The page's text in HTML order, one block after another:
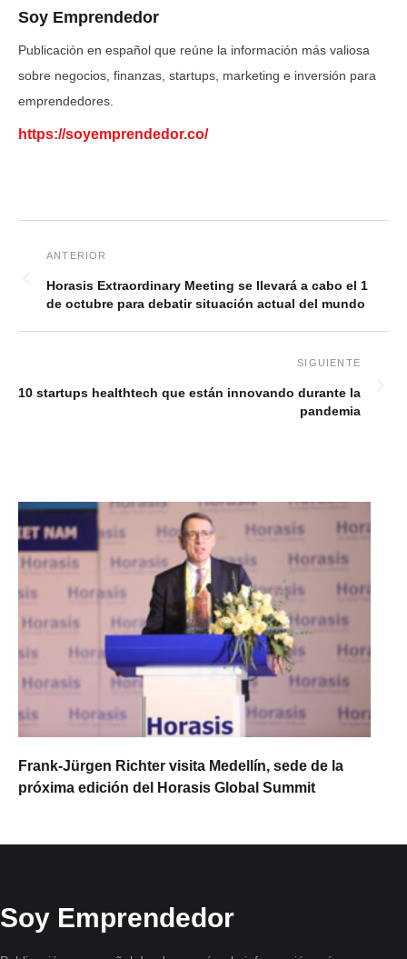
Soy Emprendedor
Publicación en español que reúne la información más valiosa
sobre negocios, finanzas, startups, marketing e inversión para
emprendedores.
https://soyemprendedor.co/
Horasis Extraordinary Meeting se llevará a cabo el 1
de octubre para debatir situación actual del mundo
10 startups healthtech que están innovando durante la
pandemia
Frank-Jürgen Richter visita Medellín, sede de la
próxima edición del Horasis Global Summit
Soy Emprendedor